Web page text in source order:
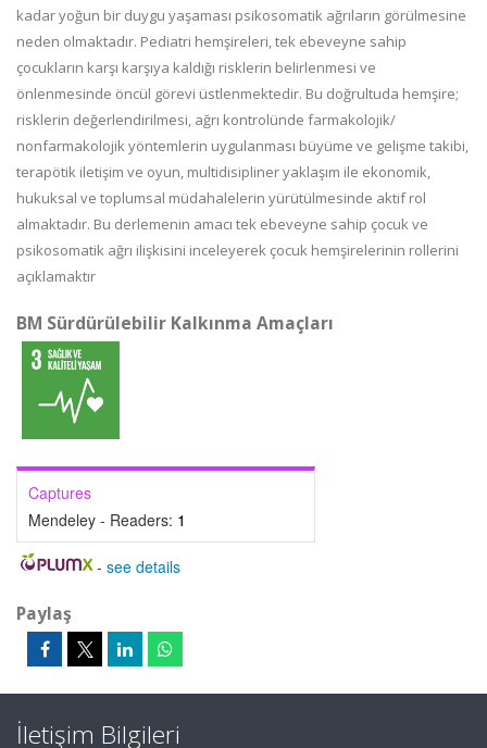
kadar yoğun bir duygu yaşaması psikosomatik ağrıların görülmesine
neden olmaktadır. Pediatri hemşireleri, tek ebeveyne sahip
çocukların karşı karşıya kaldığı risklerin belirlenmesi ve
önlenmesinde öncül görevi üstlenmektedir. Bu doğrultuda hemşire;
risklerin değerlendirilmesi, ağrı kontrolünde farmakolojik/
nonfarmakolojik yöntemlerin uygulanması büyüme ve gelişme takibi,
terapötik iletişim ve oyun, multidisipliner yaklaşım ile ekonomik,
hukuksal ve toplumsal müdahalelerin yürütülmesinde aktif rol
almaktadır. Bu derlemenin amacı tek ebeveyne sahip çocuk ve
psikosomatik ağrı ilişkisini inceleyerek çocuk hemşirelerinin rollerini
açıklamaktır
BM Sürdürülebilir Kalkınma Amaçları
Captures
Mendeley - Readers: 1
- see details
Paylaş
İletişim Bilgileri